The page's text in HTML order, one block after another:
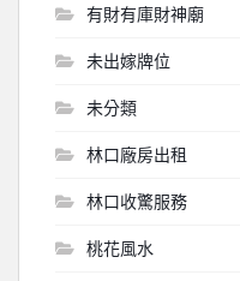
有財有庫財神廟
未出嫁牌位
未分類
林口廠房出租
林口收驚服務
桃花風水